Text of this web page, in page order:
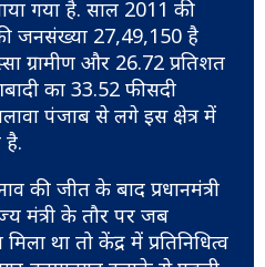
गया है. साल 2011 की
जनसंख्या 27,49,150 है
ग्रामीण और 26.72 प्रतिशत
का 33.52 फीसदी
पंजाब से लगे इस क्षेत्र में
है.
की जीत के बाद प्रधानमंत्री
मंत्री के तौर पर जब
था तो केंद्र में प्रतिनिधित्व